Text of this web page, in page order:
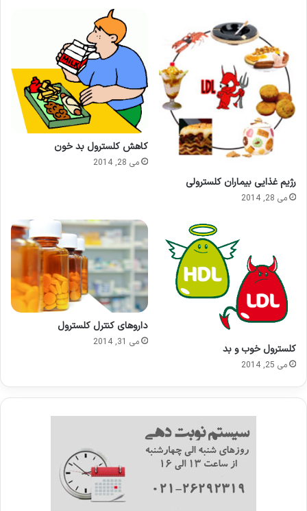
رژیم غذایی بیماران کلسترولی
می 28, 2014
کاهش کلسترول بد خون
می 28, 2014
کلسترول خوب و بد
می 25, 2014
داروهای کنترل کلسترول
می 31, 2014